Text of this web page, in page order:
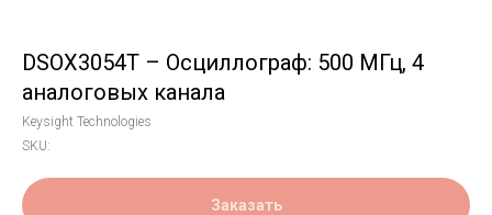
DSOX3054T – Осциллограф: 500 МГц, 4
аналоговых канала
Keysight Technologies
SKU:
Заказать